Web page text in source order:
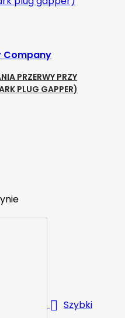
Company
PRZERWY PRZY
PLUG GAPPER)
 Szybki